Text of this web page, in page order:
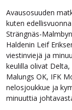
Avausosuuden
kuten
Strängnäs-
Haldenin Leif
viestinviejä ja
keulilla olivat
Malungs OK, IFK
nelosjoukkue ja
minuuttia